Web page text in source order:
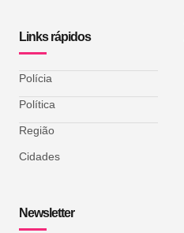
Links rápidos
Polícia
Política
Região
Cidades
Newsletter